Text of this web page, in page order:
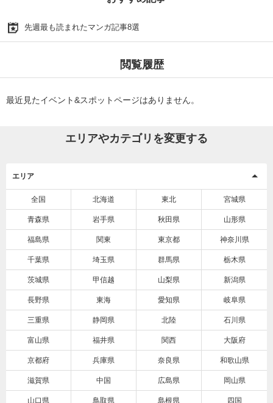
先週最も読まれたマンガ記事8選
閲覧履歴
最近見たイベント&スポットページはありません。
エリアやカテゴリを変更する
エリア
全国 北海道 東北 宮城県
青森県 岩手県 秋田県 山形県
福島県 関東 東京都 神奈川県
千葉県 埼玉県 群馬県 栃木県
茨城県 甲信越 山梨県 新潟県
長野県 東海 愛知県 岐阜県
三重県 静岡県 北陸 石川県
富山県 福井県 関西 大阪府
京都府 兵庫県 奈良県 和歌山県
滋賀県 中国 広島県 岡山県
山口県 鳥取県 島根県 四国